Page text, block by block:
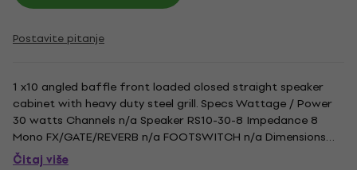
Postavite pitanje
1 x10 angled baffle front loaded closed straight speaker
cabinet with heavy duty steel grill. Specs Wattage / Power
30 watts Channels n/a Speaker RS10-30-8 Impedance 8
Mono FX/GATE/REVERB n/a FOOTSWITCH n/a Dimensions
(LxWxH in mm) 330x280x340 Weight (kg) 10.
Čitaj više